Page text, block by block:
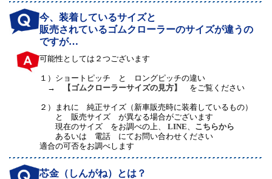
今、装着しているサイズと
販売されているゴムクローラーのサイズが違うの
ですが…
可能性としては２つございます
１） ショートピッチ と ロングピッチの違い
→
【ゴムクローラーサイズの見方】 をご覧ください
２）
まれに 純正サイズ（新車販売時に装着しているもの）
と 販売サイズ が異なる場合がございます
現在のサイズ をお調べの上、LINE、 こちらから
あるいは 電話 にてお問い合わせください
適合の可否をお調べします
芯金（しんがね）とは？